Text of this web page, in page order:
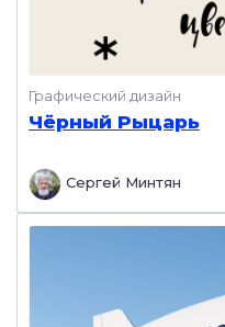
Графический дизайн
Чёрный Рыцарь
Сергей Минтян